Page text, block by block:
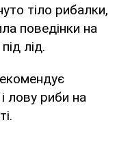
тіло рибалки,
поведінки на
лід.
лову риби на